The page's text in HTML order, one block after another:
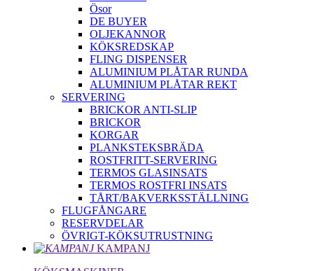
Ösor
DE BUYER
OLJEKANNOR
KÖKSREDSKAP
FLING DISPENSER
ALUMINIUM PLÅTAR RUNDA
ALUMINIUM PLÅTAR REKT
SERVERING
BRICKOR ANTI-SLIP
BRICKOR
KORGAR
PLANKSTEKSBRÄDA
ROSTFRITT-SERVERING
TERMOS GLASINSATS
TERMOS ROSTFRI INSATS
TÅRT/BAKVERKSSTÄLLNING
FLUGFÅNGARE
RESERVDELAR
ÖVRIGT-KÖKSUTRUSTNING
KAMPANJ